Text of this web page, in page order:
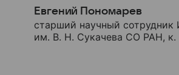
Евгений Пономарев
старший научный сотрудник
им. В. Н. Сукачева СО РАН, к.